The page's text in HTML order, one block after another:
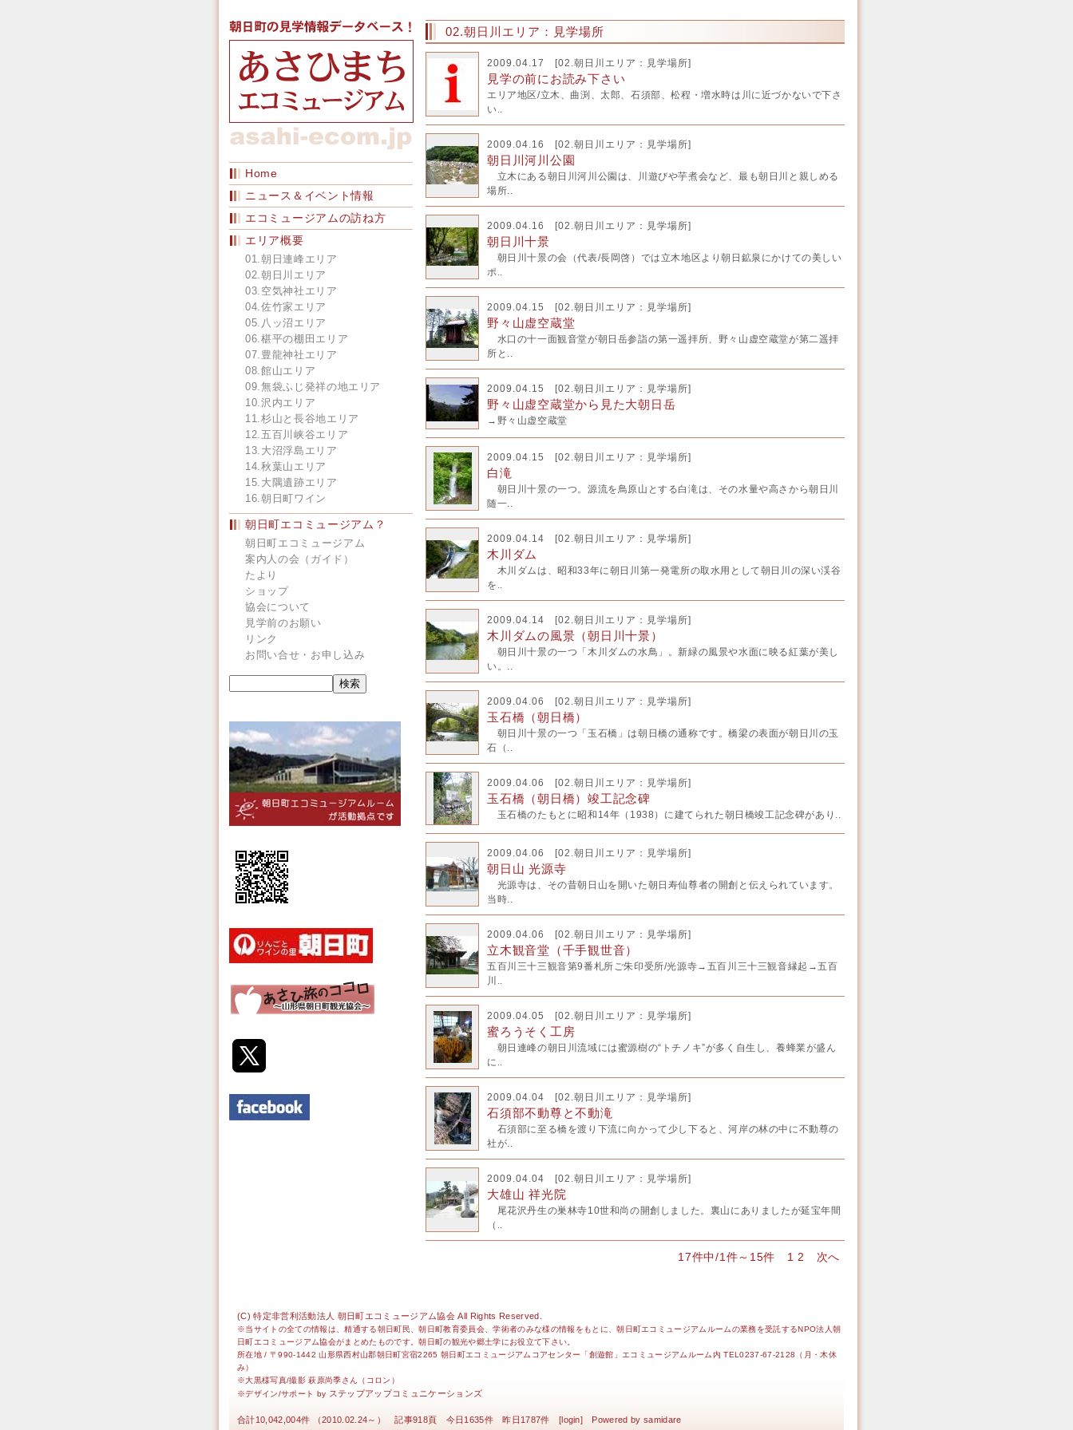
Home
ニュース＆イベント情報
エコミュージアムの訪ね方
エリア概要
01.朝日連峰エリア
02.朝日川エリア
03.空気神社エリア
04.佐竹家エリア
05.八ッ沼エリア
06.椹平の棚田エリア
07.豊龍神社エリア
08.館山エリア
09.無袋ふじ発祥の地エリア
10.沢内エリア
11.杉山と長谷地エリア
12.五百川峡谷エリア
13.大沼浮島エリア
14.秋葉山エリア
15.大隅遺跡エリア
16.朝日町ワイン
朝日町エコミュージアム？
朝日町エコミュージアム
案内人の会（ガイド）
たより
ショップ
協会について
見学前のお願い
リンク
お問い合せ・お申し込み
02.朝日川エリア：見学場所
2009.04.17 [02.朝日川エリア：見学場所]
見学の前にお読み下さい
エリア地区/立木、曲渕、太郎、石須部、松程・増水時は川に近づかないで下さ
い..
2009.04.16 [02.朝日川エリア：見学場所]
朝日川河川公園
立木にある朝日川河川公園は、川遊びや芋煮会など、最も朝日川と親しめる
場所..
2009.04.16 [02.朝日川エリア：見学場所]
朝日川十景
朝日川十景の会（代表/長岡啓）では立木地区より朝日鉱泉にかけての美しい
ポ..
2009.04.15 [02.朝日川エリア：見学場所]
野々山虚空蔵堂
水口の十一面観音堂が朝日岳参詣の第一遥拝所、野々山虚空蔵堂が第二遥拝
所と..
2009.04.15 [02.朝日川エリア：見学場所]
野々山虚空蔵堂から見た大朝日岳
→野々山虚空蔵堂
2009.04.15 [02.朝日川エリア：見学場所]
白滝
朝日川十景の一つ。源流を鳥原山とする白滝は、その水量や高さから朝日川
随一..
2009.04.14 [02.朝日川エリア：見学場所]
木川ダム
木川ダムは、昭和33年に朝日川第一発電所の取水用として朝日川の深い渓谷
を..
2009.04.14 [02.朝日川エリア：見学場所]
木川ダムの風景（朝日川十景）
朝日川十景の一つ「木川ダムの水鳥」。新緑の風景や水面に映る紅葉が美し
い。..
2009.04.06 [02.朝日川エリア：見学場所]
玉石橋（朝日橋）
朝日川十景の一つ「玉石橋」は朝日橋の通称です。橋梁の表面が朝日川の玉
石（..
2009.04.06 [02.朝日川エリア：見学場所]
玉石橋（朝日橋）竣工記念碑
玉石橋のたもとに昭和14年（1938）に建てられた朝日橋竣工記念碑があり..
2009.04.06 [02.朝日川エリア：見学場所]
朝日山 光源寺
光源寺は、その昔朝日山を開いた朝日寿仙尊者の開創と伝えられています。
当時..
2009.04.06 [02.朝日川エリア：見学場所]
立木観音堂（千手観世音）
五百川三十三観音第9番札所ご朱印受所/光源寺→五百川三十三観音縁起→五百
川..
2009.04.05 [02.朝日川エリア：見学場所]
蜜ろうそく工房
朝日連峰の朝日川流域には蜜源樹の“トチノキ”が多く自生し、養蜂業が盛ん
に..
2009.04.04 [02.朝日川エリア：見学場所]
石須部不動尊と不動滝
石須部に至る橋を渡り下流に向かって少し下ると、河岸の林の中に不動尊の
社が..
2009.04.04 [02.朝日川エリア：見学場所]
大雄山 祥光院
尾花沢丹生の巣林寺10世和尚の開創しました。裏山にありましたが延宝年間
（..
17件中/1件～15件 1 2 次へ
(C) 特定非営利活動法人 朝日町エコミュージアム協会 All Rights Reserved.
※当サイトの全ての情報は、精通する朝日町民、朝日町教育委員会、学術者のみな様の情報をもとに、朝日町エコミュージアムルームの業務を受託するNPO法人朝
日町エコミュージアム協会がまとめたものです。朝日町の観光や郷土学にお役立て下さい。
所在地 / 〒990-1442 山形県西村山郡朝日町宮宿2265 朝日町エコミュージアムコアセンター「創遊館」エコミュージアムルーム内 TEL0237-67-2128（月・木休
み）
※大黒様写真/撮影 萩原尚季さん（コロン）
※デザイン/サポート by ステップアップコミュニケーションズ
合計10,042,004件 （2010.02.24～） 記事918頁 今日1635件 昨日1787件 [login] Powered bysamidare